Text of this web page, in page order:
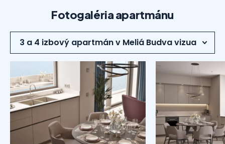
Fotogaléria apartmánu